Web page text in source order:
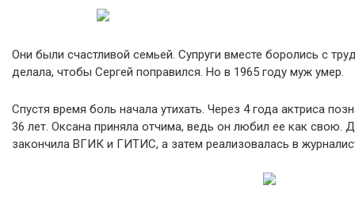
Они были счастливой семьей. Супруги вместе боролись с
делала, чтобы Сергей поправился. Но в 1965 году муж умер.
Спустя время боль начала утихать. Через 4 года актриса
36 лет. Оксана приняла отчима, ведь он любил ее как свою.
закончила ВГИК и ГИТИС, а затем реализовалась в